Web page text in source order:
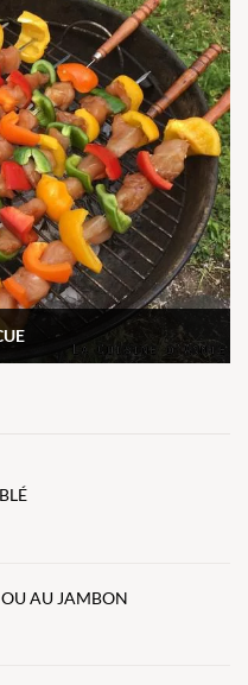
OU AU JAMBON